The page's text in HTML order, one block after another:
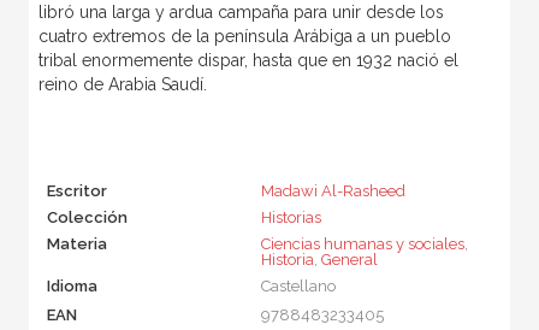
libró una larga y ardua campaña para unir desde los
cuatro extremos de la península Arábiga a un pueblo
tribal enormemente dispar, hasta que en 1932 nació el
reino de Arabia Saudí.
Escritor
Madawi Al-Rasheed
Colección
Historias
Materia
Ciencias humanas y sociales,
Historia General
Idioma
Castellano
EAN
9788483233405